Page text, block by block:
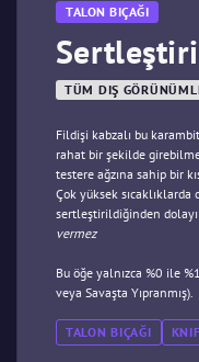
TALON BIÇAĞI
TÜM DIŞ
Fildişi kabzalı bu
rahat bir şekilde
testere ağzına sahip bir
Çok yüksek
sertleştirildiğinden dolayı
vermez
Bu öğe yalnızca %0 ile
veya Savaşta Yıpranmış).
TALON BIÇAĞI